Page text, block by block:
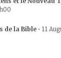
de la Bible • 11